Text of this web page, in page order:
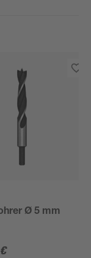
Ø 5 mm
€